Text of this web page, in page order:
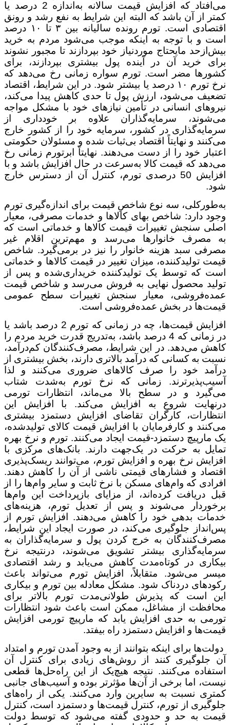
می‌افتاد که افزایش قیمت سالانه به‌اندازه 2 درصد یا
کمتر از آن باشد که البته این شرایط به نفع رشد و رونق
اقتصادی است. تورم رونده سالیانه بین ۳ تا ۱۰ درصد
است و با توجه به اینکه موجب می‌شود مردم به خرید
بیش‌ازحد مایحتاج موردنیاز خود بپردازند تا مجبور نشوند
برای خرید آن‌ در آینده پول بیشتری بپردازند، برای
کشور‌ها مضر است. تورم سواره زمانی رخ می‌دهد که
نرخ تورم ۱۰ درصد یا بیشتر شود. در این شرایط، اقتصاد
تضعیف می‌شود، ارزش پول تا حدی کاهش پیدا می‌کند،
نیروهای انسانی در تأمین نیاز‌های خود با مشکل مواجه
می‌شوند، سرمایه‌گذاران علاوه بر خودداری از
سرمایه‌گذاری در کشور، سرمایه‌ خود را از کشور خارج
می‌کنند و نهایتاً اقتصاد بی‌ثبات شده و مسئولان حکومتی
اعتبار خود را از دست می‌دهند. نهایتاً ابرتورم زمانی رخ
می‌دهد که قیمت کالا به‌سرعت در حال افزایش باشد و با
افزایش 50 درصدی تورم، کنترل آن از دسترس خارج
شود.
به‌طورکلی، سه نوع شاخصِ قیمت برای اندازه‌گیری تورم
وجود دارد: شاخص بهای کالاها و خدمات مصرفی، معیار
اصلی سنجش تغییرات قیمت کالاها و خدماتی است که
به مصرف خانوارها می‌رسد و مهم‌ترین اقلام غیر
مصرفی سبد هزینه خانوار را نیز در برمی‌گیرد. شاخص
قیمت تولیدکننده، میزان تغییر در قیمت کالاها و خدماتی
است که توسط یک تولیدکننده خریداری‌شده و پس از
تولید محصول نهایی به فروش می‌رسد و شاخص قیمت
عمده‌فروشی، معیار سنجش تغییرات سطح عمومی
قیمت‌ها در بخش عمده‌فروشی است.
افزایش قیمت‌ها، چه در زمانی که تورم 2 درصد باشد یا
در زمانی که 4 درصد باشد، به‌تدریج قدرت خرید مردم را
کاهش می‌دهد. در این شرایط، مصرف‌کنندگان کم‌درآمد،
نسبت به کسانی که درآمد بالاتری دارند، بخش بیشتری از
درآمد خود را صرف کالاهای ضروری می‌کنند و لذا
آسیب‌پذیرترند. زمانی که نرخ تورم به‌شدت شتاب
می‌گیرد و در سطح بالا می‌ماند، انتظارات تورمی
درنهایت شروع به افزایش می‌کند. با افزایش این
انتظارات، کارگران تقاضای افزایش دستمزد بیشتری
می‌کنند و کارفرمایان با افزایش قیمت‌ کالای تولیدشده،
یک مارپیچ دستمزد-قیمت ایجاد می‌کنند. تورم و نرخ بهره
تمایل به حرکت در یک‌جهت دارند. بانک‌های مرکزی با
افزایش نرخ‌ بهره و افزایش تورم، می‌توانند ریسک‌پذیری
اقتصاد و فشارهای قیمتی ناشی از آن را کاهش دهند.
افرادی که وام‌های مسکن با نرخ ثابت و سایر وام‌ها را از
قبل دریافت کرده‌اند، از مزایای بازپرداخت این وام‌ها
برخوردار می‌شوند و پس از تعدیل تورم، هزینه‌های
خدمات بدهی خود را کاهش می‌دهند. افزایش تورم از
پس‌انداز جلوگیری می‌کند، در صورت ایجاد این شرایط،
مصرف‌کنندگان به خرج کردن پول و سرمایه‌گذاران به
سرمایه‌گذاری بیشتر تشویق می‌شوند، درنتیجه نرخ
بیکاری در کوتاه‌مدت کاهش می‌یابد و رشد اقتصادی
میسر می‌شود. متقابلاً، افزایش تورم می‌تواند باعث
رکودهای دردناک شود. مشکل معادله بین تورم و بیکاری
این است که پذیرش طولانی‌مدت تورم بالاتر برای
محافظت از مشاغل، ممکن است باعث شود انتظارات
تورمی به حدی افزایش یابد که مارپیچ تورمی افزایش
قیمت‌ها و افزایش دستمزد راه بیفتد.
دولت‌ها برای اینکه بتوانند از به وجود آمدن تورم و امتداد
آن جلوگیری کنند از روش‌های زیادی برای کنترل آن
استفاده می‌کنند. نتیجه هیچ‌یک از این راه‌حل‌ها قطعی
نیست، اما برخی از آن‌ها مؤثرتر بوده و آسیب‌های جانبی
کمتری نسبت به سایرین وارد می‌کنند. یکی از راه‌های
جلوگیری از تورم، کنترل قیمت‌ها و دستمزد است، کنترل‌
قیمت به حد و حدودی گفته می‌شود که توسط دولت